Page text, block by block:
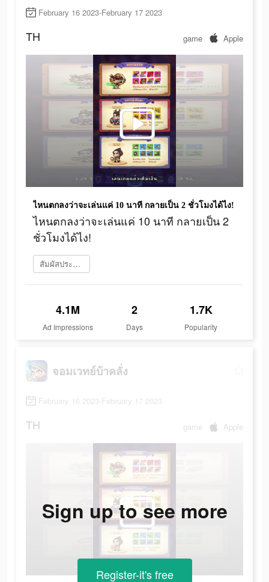
February 16 2023-February 17 2023
TH game Apple
ไหนตกลงว่าจะเล่นแค่ 10 นาที กลายเป็น 2 ชั่วโมงได้ไง!
ไหนตกลงว่าจะเล่นแค่ 10 นาที กลายเป็น 2
ชั่วโมงได้ไง!
สัมผัสประสบการณ์เลย
4.1M
Ad Impressions
2
Days
1.7K
Popularity
จอมเวทย์บ้าคลั่ง
February 16 2023-February 17 2023
TH game Apple
Sign up to see more
Register-it's free